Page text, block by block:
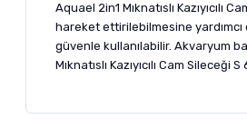
Aquael 2in1 Mıknatıslı
hareket ettirilebilmesine
güvenle kullanılabilir. Akvaryum
Mıknatıslı Kazıyıcılı Cam